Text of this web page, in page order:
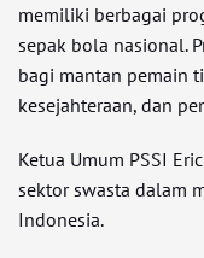
memiliki berbagai
sepak bola nasional.
bagi mantan pemain
kesejahteraan, dan
Ketua Umum PSSI
sektor swasta dalam
Indonesia.